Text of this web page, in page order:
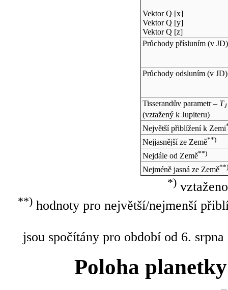
Vektor Q [x]
Vektor Q [y]
Vektor Q [z]
Průchody přísluním (v JD)
Průchody odsluním (v JD)
Tisserandův parametr – TJ
(vztažený k Jupiteru)
Největší přiblížení k Zemi
Nejjasnější ze Země**)
Nejdále od Země**)
Nejméně jasná ze Země**)
*)
**)hodnoty pro největší/nejmenší
jsou spočítány pro období od 6.
Poloha